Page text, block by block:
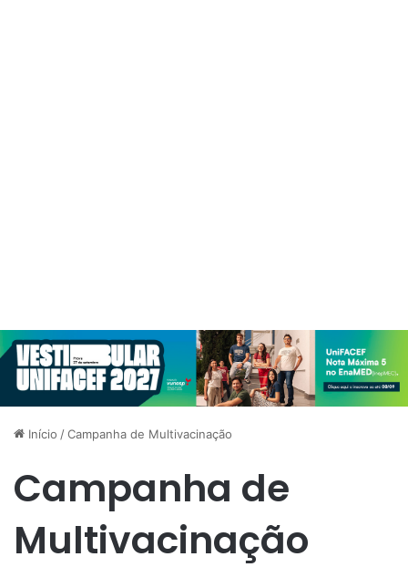
Início /Campanha de Multivacinação
Campanha de
Multivacinação